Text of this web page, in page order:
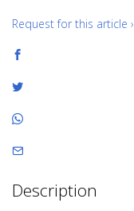
Request for this article ›
Description